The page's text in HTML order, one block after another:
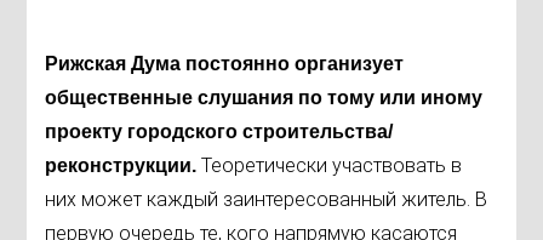
Рижская Дума постоянно организует
общественные слушания по тому или иному
проекту городского строительства/
реконструкции. Теоретически участвовать в
них может каждый заинтересованный житель. В
первую очередь те, кого напрямую касаются